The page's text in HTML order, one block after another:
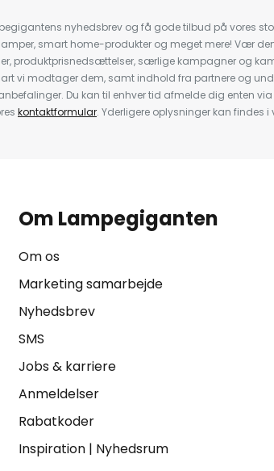
nyhedsbrev og få gode tilbud på vores
smart home-produkter og meget mere! Vær
produktprisnedsættelser, særlige kampagner og
vi modtager dem, samt indhold fra partnere og
Du kan til enhver tid afmelde dig enten via
kontaktformular. Yderligere oplysninger kan findes i
Om Lampegiganten
Om os
Marketing samarbejde
Nyhedsbrev
SMS
Jobs & karriere
Anmeldelser
Rabatkoder
Inspiration| Nyhedsrum